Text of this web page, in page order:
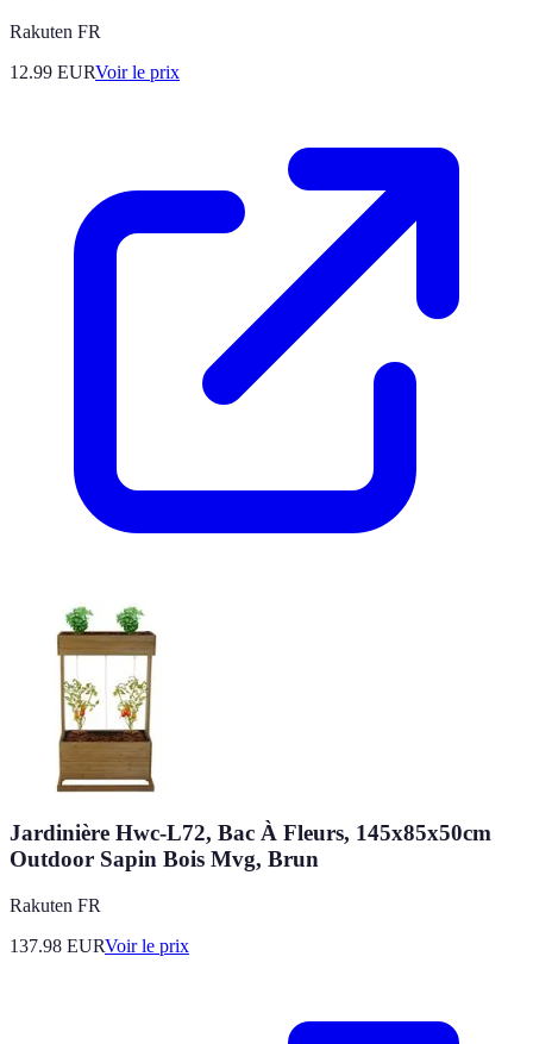
Rakuten FR
12.99 EURVoir le prix
Jardinière Hwc-L72, Bac À Fleurs, 145x85x50cm
Outdoor Sapin Bois Mvg, Brun
Rakuten FR
137.98 EURVoir le prix